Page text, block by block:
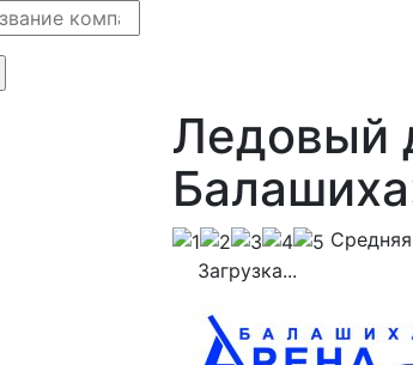
Ледовый
Загрузка...